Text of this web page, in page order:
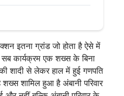
इतना ग्रांड जो होता है ऐसे में
कार्यक्रम एक शख्स के बिना
शादी से लेकर हाल में हुई गणपति
शामिल हुआ है अंबानी परिवार